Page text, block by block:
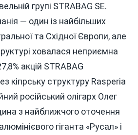
групі STRABAG SE.
— один із найбільших
та Східної Європи, але
ховалася неприємна
акцій STRABAG
кіпрську структуру Rasperia
російський олігарх Олег
з найближчого оточення
гіганта «Русал» і